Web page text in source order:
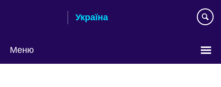
Україна
Меню